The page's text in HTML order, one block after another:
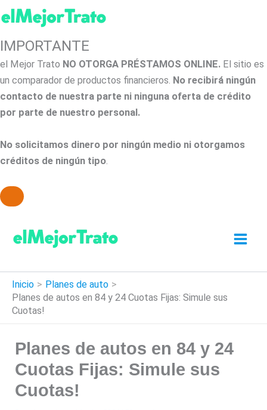
IMPORTANTE
el Mejor Trato NO OTORGA PRÉSTAMOS ONLINE. El sitio es
un comparador de productos financieros. No recibirá ningún
contacto de nuestra parte ni ninguna oferta de crédito
por parte de nuestro personal.
No solicitamos dinero por ningún medio ni otorgamos
créditos de ningún tipo.
contenido
Inicio
Planes de auto
Planes de autos en 84 y 24 Cuotas Fijas: Simule sus
Cuotas!
Planes de autos en 84 y 24
Cuotas Fijas: Simule sus
Cuotas!